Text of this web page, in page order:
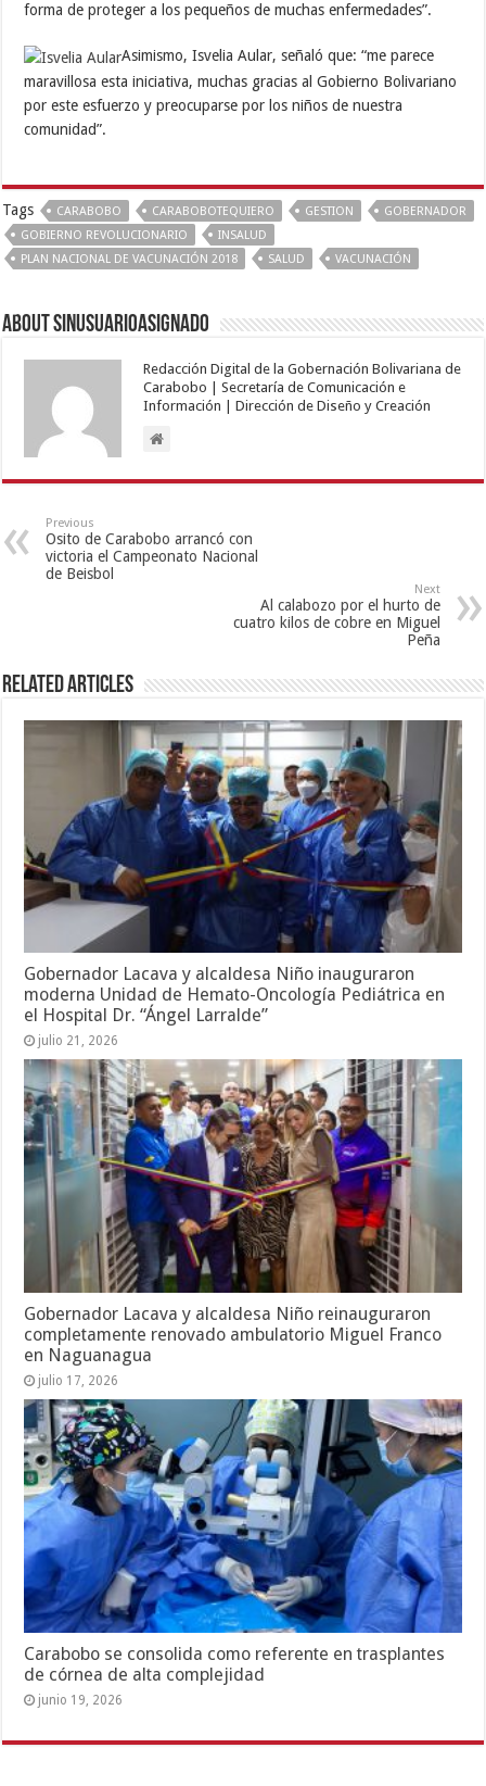
forma de proteger a los pequeños de muchas enfermedades”.
Asimismo, Isvelia Aular, señaló que: “me parece
maravillosa esta iniciativa, muchas gracias al Gobierno Bolivariano
por este esfuerzo y preocuparse por los niños de nuestra
comunidad”.
Tags CARABOBO CARABOBOTEQUIERO GESTION
GOBERNADOR
GOBIERNO REVOLUCIONARIO
INSALUD
PLAN NACIONAL DE VACUNACIÓN 2018
SALUD VACUNACIÓN
About sinusuarioasignado
Redacción Digital de la Gobernación Bolivariana de
Carabobo | Secretaría de Comunicación e
Información | Dirección de Diseño y Creación
Previous
Osito de Carabobo arrancó con
victoria el Campeonato Nacional
de Beisbol
Next
Al calabozo por el hurto de
cuatro kilos de cobre en Miguel
Peña
Related Articles
Gobernador Lacava y alcaldesa Niño inauguraron
moderna Unidad de Hemato-Oncología Pediátrica en
el Hospital Dr. “Ángel Larralde”
julio 21, 2026
Gobernador Lacava y alcaldesa Niño reinauguraron
completamente renovado ambulatorio Miguel Franco
en Naguanagua
julio 17, 2026
Carabobo se consolida como referente en trasplantes
de córnea de alta complejidad
junio 19, 2026